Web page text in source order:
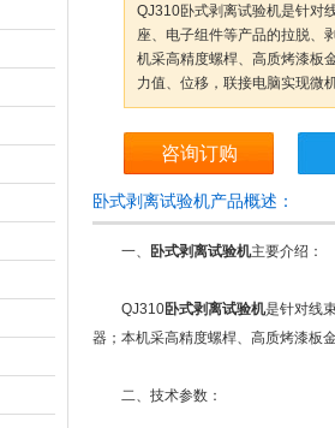
QJ310卧式剥离试验机是针对
座、电子组件等产品的拉脱、
机采高精度螺桿、高质烤漆板
力值、位移，联接电脑实现微
咨询订购
卧式剥离试验机产品概述：
一、 卧式剥离试验机主要介绍：
QJ310卧式剥离试验机是针对线
器；本机采高精度螺桿、高质烤漆板
二、技术参数：